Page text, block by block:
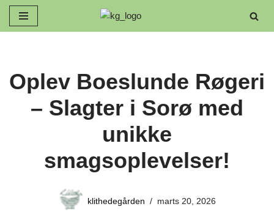
Spring
Oplev Boeslunde Røgeri
– Slagter i Sorø med
unikke
smagsoplevelser!
klithedegården marts 20, 2026